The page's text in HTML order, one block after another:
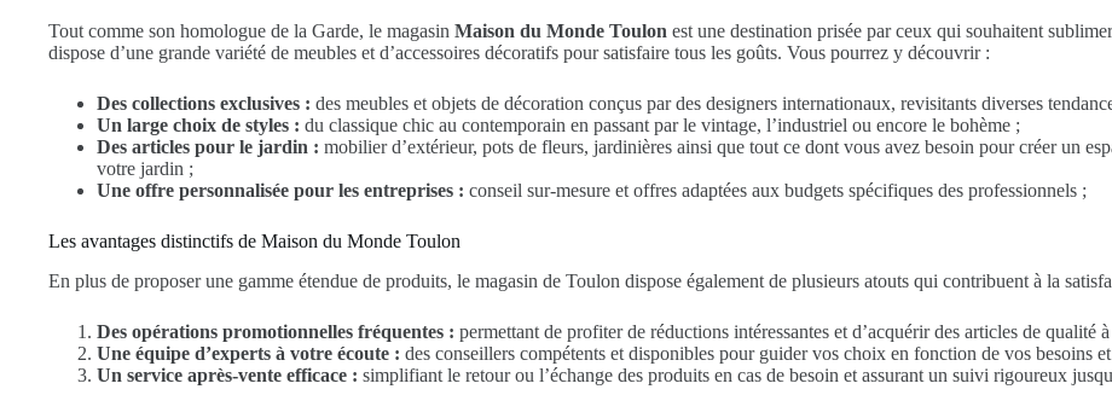
Tout comme son homologue de la Garde, le magasin Maison du Monde Toulon est une destination prisée par ceux qui souhaitent
dispose d’une grande variété de meubles et d’accessoires décoratifs pour satisfaire tous les goûts. Vous pourrez y découvrir :
Des collections exclusives : des meubles et objets de décoration conçus par des designers internationaux, revisitants diverses
Un large choix de styles : du classique chic au contemporain en passant par le vintage, l’industriel ou encore le bohème ;
Des articles pour le jardin : mobilier d’extérieur, pots de fleurs, jardinières ainsi que tout ce dont vous avez besoin pour créer un
votre jardin ;
Une offre personnalisée pour les entreprises : conseil sur-mesure et offres adaptées aux budgets spécifiques des professionnels ;
Les avantages distinctifs de Maison du Monde Toulon
En plus de proposer une gamme étendue de produits, le magasin de Toulon dispose également de plusieurs atouts qui contribuent à la
Des opérations promotionnelles fréquentes : permettant de profiter de réductions intéressantes et d’acquérir des articles de qualité
Une équipe d’experts à votre écoute : des conseillers compétents et disponibles pour guider vos choix en fonction de vos besoins
Un service après-vente efficace : simplifiant le retour ou l’échange des produits en cas de besoin et assurant un suivi rigoureux